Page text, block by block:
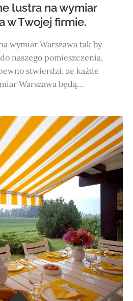
lustra na wymiar
w Twojej firmie.
wymiar Warszawa tak by
naszego pomieszczenia,
stwierdzi, ze każde
Warszawa będą…